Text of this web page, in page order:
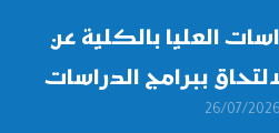
العليا بالكلية عن
ببرامج الدراسات
لدورة
26/07/2026